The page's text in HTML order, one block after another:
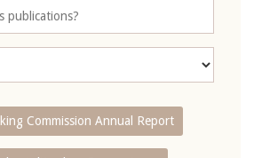
Commission Annual Report